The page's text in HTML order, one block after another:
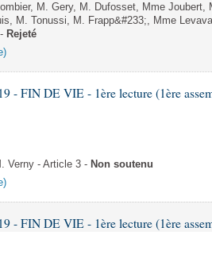
M. Gery, M. Dufosset, Mme
M. Tonussi, M. Frapp&#233;, Mme
Rejeté
- FIN DE VIE - 1ère lecture (1ère
Verny - Article 3 - Non soutenu
- FIN DE VIE - 1ère lecture (1ère